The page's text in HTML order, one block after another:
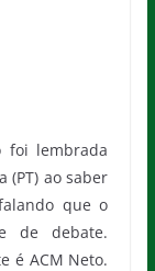
foi lembrada
(PT) ao saber
que o
de debate.
é ACM Neto.